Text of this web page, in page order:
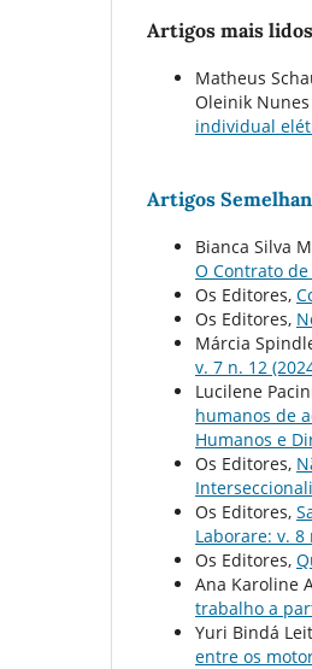
Artigos mais
Matheus
Oleinik Nunes
individual
Artigos
Bianca Silva
O Contrato
Os Editores,
Os Editores,
Márcia
v. 7 n. 12
Lucilene
humanos de
Humanos e
Os Editores,
Os Editores,
Laborare: v. 8
Os Editores,
Ana Karoline
trabalho a
Yuri Bindá
entre os